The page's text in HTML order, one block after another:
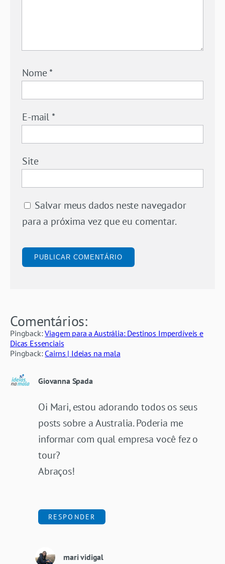
Nome*
E-mail*
Site
Salvar meus dados neste navegador
para a próxima vez que eu comentar.
Comentários:
Pingback:Viagem para a Austrália: Destinos Imperdíveis e
Dicas Essenciais
Pingback: Cairns | Ideias na mala
Giovanna Spada
Oi Mari, estou adorando todos os seus
posts sobre a Australia. Poderia me
informar com qual empresa você fez o
tour?
Abraços!
RESPONDER
mari vidigal